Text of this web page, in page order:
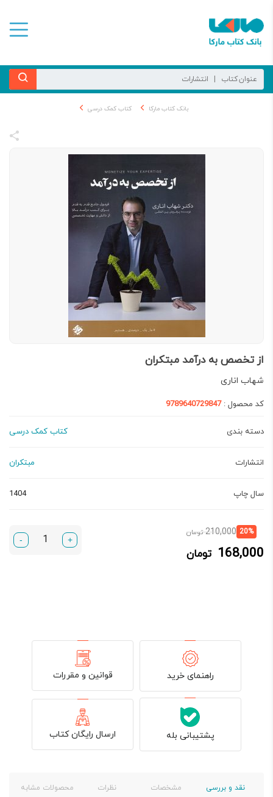
بانک کتاب مارکا کتاب کمک درسی
از تخصص به درآمد مبتکران
شهاب اناری
کد محصول :9789640729847
دسته بندی کتاب کمک درسی
انتشارات مبتکران
سال چاپ 1404
20%
210,000 تومانقیمت
168,000 تومان
قیمت
168,000 تومان.
+
-
راهنمای خرید قوانین و مقررات
پشتیبانی بله ارسال رایگان کتاب
نقد و بررسی مشخصات نظرات محصولات مشابه